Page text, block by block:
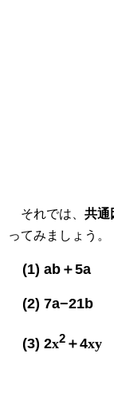
それでは、 共通
ってみましょう。
(1) ab＋5a
(2) 7a−21b
(3) 2x2 ＋4xy